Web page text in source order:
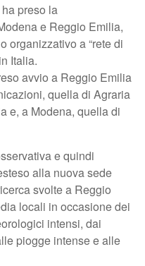
preso la
e Reggio Emilia,
organizzativo a “rete di
Italia.
avvio a Reggio Emilia
quella di Agraria
e, a Modena, quella di
e quindi
alla nuova sede
svolte a Reggio
locali in occasione dei
intensi, dai
piogge intense e alle